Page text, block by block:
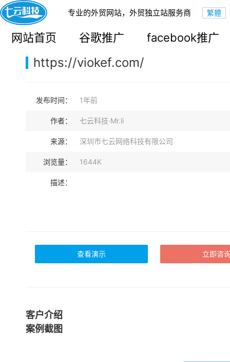
专业的外贸网站，外贸独立站服务商
网站首页 谷歌推广 facebook推广
您的当前位置： 网站首页>案例展示>B2C外贸独立站
https://viokef.com/
发布时间： 1年前
作者： 七云科技·Mr.li
来源： 深圳市七云网络科技有限公司
浏览量： 1644K
描述：
查看演示 立即咨
客户介绍
案例截图